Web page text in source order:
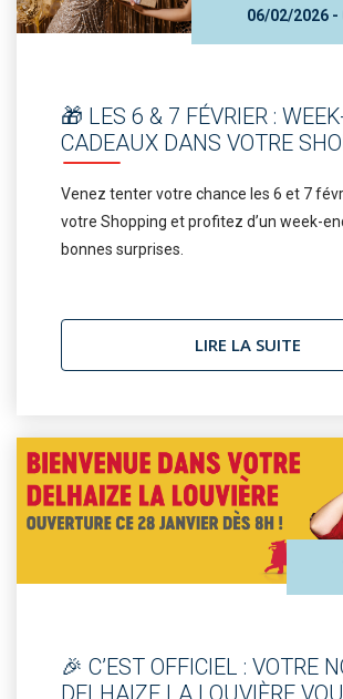
06/02/2026
🎁 LES 6 & 7 FÉVRIER :
CADEAUX DANS VOTRE
Venez tenter votre chance les 6 et 7
votre Shopping et profitez d’un week-
bonnes surprises.
LIRE LA SUITE
🎉 C’EST OFFICIEL : VOTRE
DELHAIZE LA LOUVIÈRE